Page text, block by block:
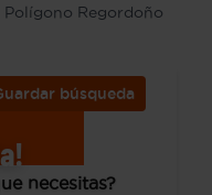
Polígono Regordoño
búsqueda
necesitas?